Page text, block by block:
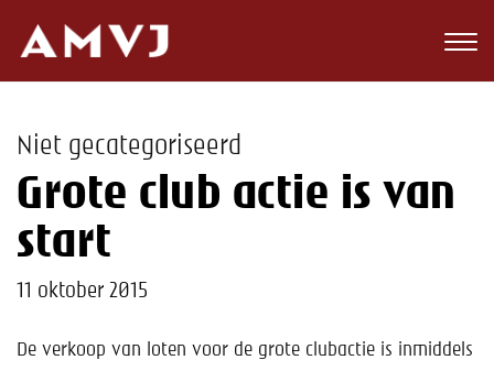
Wedstrijden
Nieuws
Teams
Niet gecategoriseerd
Grote club actie is van
start
11 oktober 2015
De verkoop van loten voor de grote clubactie is inmiddels